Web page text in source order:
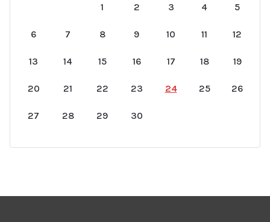
1 2 3 4 5
6 7 8 9 10 11 12
13 14 15 16 17 18 19
20 21 22 23 24 25 26
27 28 29 30